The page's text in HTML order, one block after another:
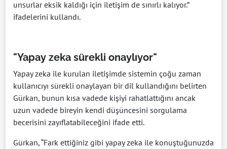
unsurlar eksik kaldığı için iletişim de sınırlı kalıyor.”
ifadelerini kullandı.
"Yapay zeka sürekli onaylıyor"
Yapay zeka ile kurulan iletişimde sistemin çoğu zaman
kullanıcıyı sürekli onaylayan bir dil kullandığını belirten
Gürkan, bunun kısa vadede kişiyi rahatlattığını ancak
uzun vadede bireyin kendi düşüncesini sorgulama
becerisini zayıflatabileceğini ifade etti.
Gürkan, “Fark ettiğiniz gibi yapay zeka ile konuştuğunuzda